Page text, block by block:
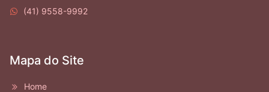
(41) 9558-9992
Mapa do Site
Home